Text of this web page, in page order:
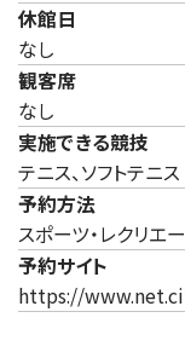
休館日
なし
観客席
なし
実施できる競技
テニス、ソフトテニス
予約方法
スポーツ・レクリエ
予約サイト
https://